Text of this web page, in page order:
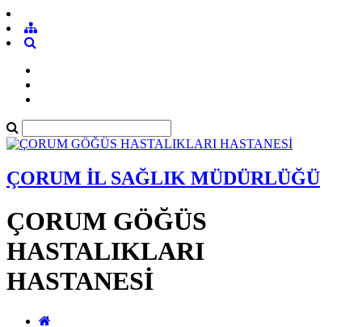
ÇORUM İL SAĞLIK MÜDÜRLÜĞÜ
ÇORUM GÖĞÜS
HASTALIKLARI
HASTANESİ